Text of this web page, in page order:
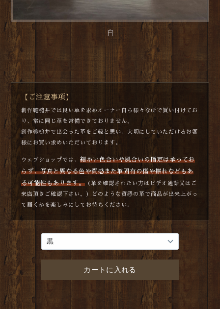
白
【ご注意事項】
創作鞄槌井では良い革を求めオーナー自ら様々な所で買い付けてお
り、常に同じ革を常備できておりません。
創作鞄槌井で出会った革をご縁と思い、大切にしていただけるお客
様にお買い求めいただいております。
ウェブショップでは、 細かい色合いや風合いの指定は承ってお
らず、写真と異なる色や質感また革固有の傷や擦れなどもあ
る可能性もあります。（革を確認されたい方はビデオ通話又はご
来店頂きご確認下さい。）どのような質感の革で商品が出来上がっ
て届くかを楽しみにしてお待ちください。